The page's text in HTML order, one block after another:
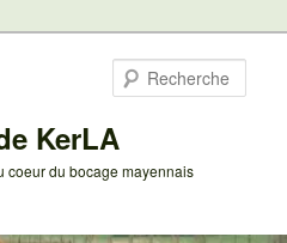
KerLA
coeur du bocage mayennais